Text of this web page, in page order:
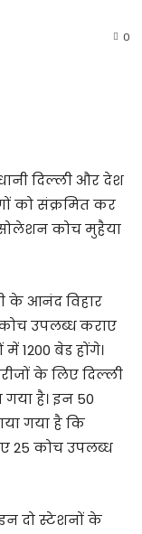
0
दिल्ली और देश
को संक्रमित कर
कोच मुहैया
के आनंद विहार
उपलब्ध कराए
1200 बेड होंगे।
के लिए दिल्ली
है। इन 50
गया है कि
25 कोच उपलब्ध
दो स्टेशनों के